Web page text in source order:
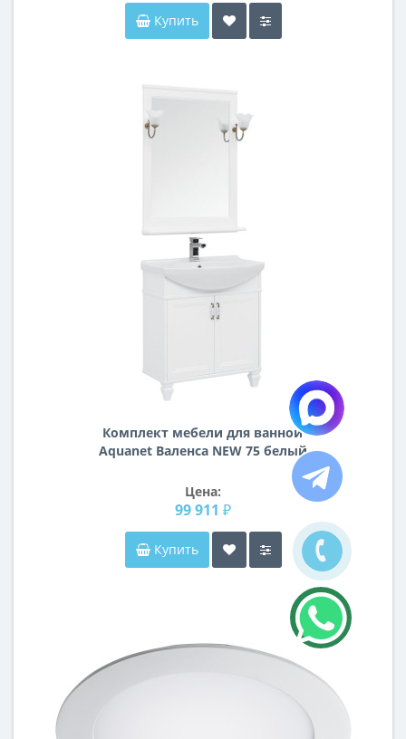
Купить
Комплект мебели для ванной
Aquanet Валенса NEW 75 белый
Цена:
99 911 ₽
Купить